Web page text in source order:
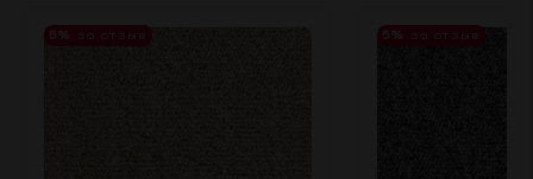
5% за отзыв 5% за отзыв